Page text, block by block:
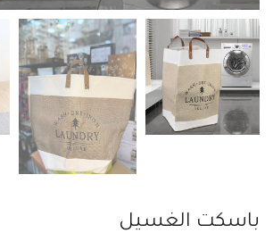
باسكت الغسيل